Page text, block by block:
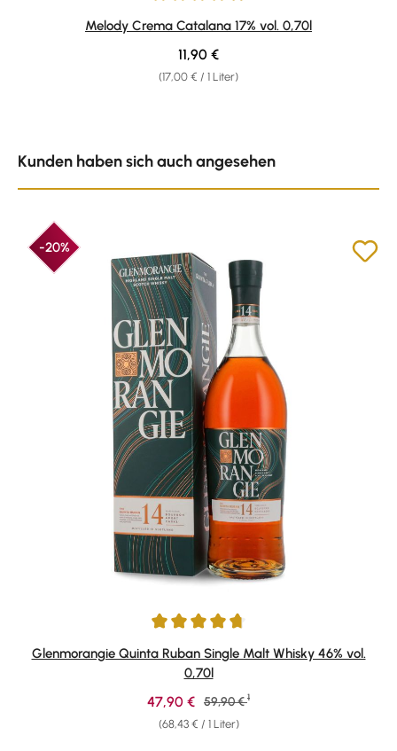
Durchschnittliche Bewertung von 4.91 von 5 Sternen
Melody Crema Catalana 17% vol. 0,70l
(17,00 € / 1 Liter)
Regulärer Preis:
11,90 €
Kunden haben sich auch angesehen
-20%
Durchschnittliche Bewertung von 4.84 von 5 Sternen
Glenmorangie Quinta Ruban Single Malt Whisky 46% vol.
0,70l
(68,43 € / 1 Liter)
Verkaufspreis:
47,90 € Regulärer Preis:
59,90 € 1